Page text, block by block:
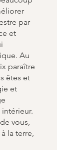
par
et
Au
paraître
êtes et
et
vous,
la terre,